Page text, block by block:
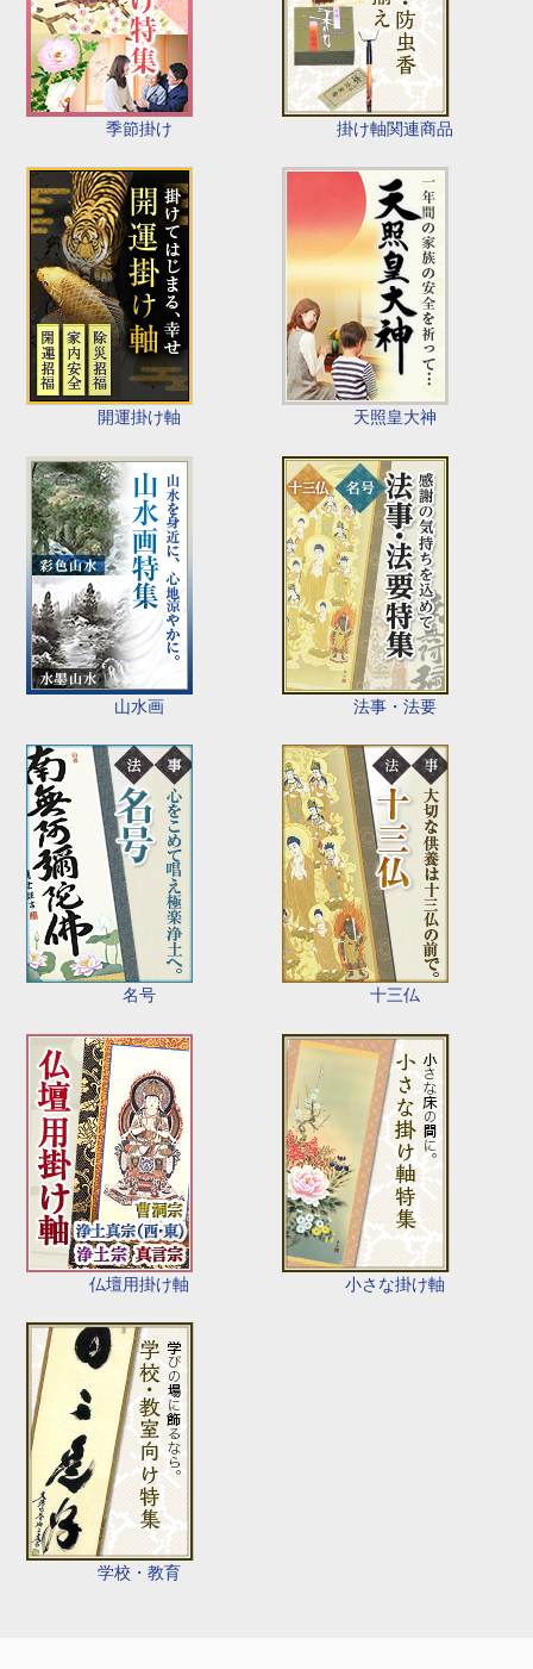
季節掛け 掛け軸関連商品
開運掛け軸 天照皇大神
山水画 法事・法要
名号 十三仏
仏壇用掛け軸 小さな掛け軸
学校・教育